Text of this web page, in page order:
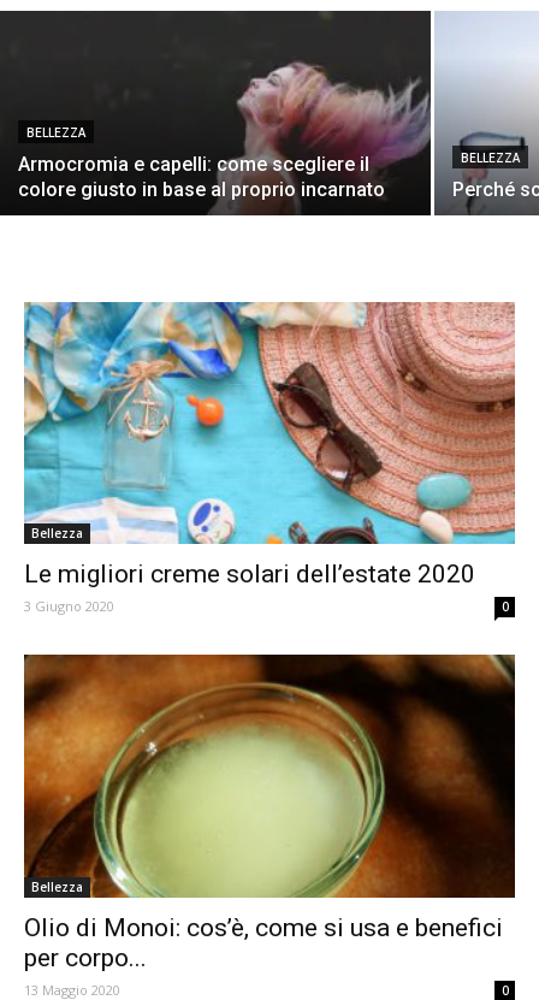
BELLEZZA
Armocromia e capelli: come scegliere il
colore giusto in base al proprio incarnato
BELLEZZA
Perché
Bellezza
Le migliori creme solari dell’estate 2020
3 Giugno 2020 0
Bellezza
Olio di Monoi: cos’è, come si usa e benefici
per corpo...
13 Maggio 2020 0